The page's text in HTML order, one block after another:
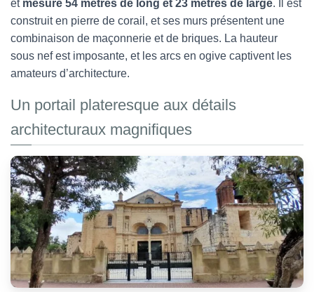
et mesure 54 mètres de long et 23 mètres de large. Il est
construit en pierre de corail, et ses murs présentent une
combinaison de maçonnerie et de briques. La hauteur
sous nef est imposante, et les arcs en ogive captivent les
amateurs d’architecture.
Un portail plateresque aux détails
architecturaux magnifiques